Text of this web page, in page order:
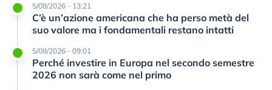
5/08/2026 - 13:21
C’è un’azione americana che ha perso metà del
suo valore ma i fondamentali restano intatti
5/08/2026 - 09:01
Perché investire in Europa nel secondo semestre
2026 non sarà come nel primo